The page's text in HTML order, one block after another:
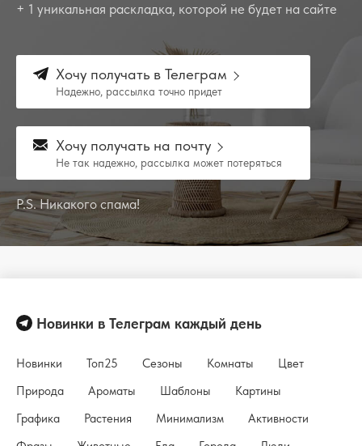
+ 1 уникальная раскладка, которой не будет на сайте
Хочу получать в Телеграм
Надежно, рассылка точно придет
Хочу получать на почту
Не так надежно, рассылка может потеряться
P.S. Никакого спама!
Новинки в Телеграм каждый день
Новинки Топ25 Сезоны Комнаты
Цвет
Природа
Ароматы Шаблоны
Картины
Графика
Растения Минимализм
Активности